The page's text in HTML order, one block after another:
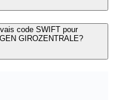
code SWIFT pour
GIROZENTRALE?